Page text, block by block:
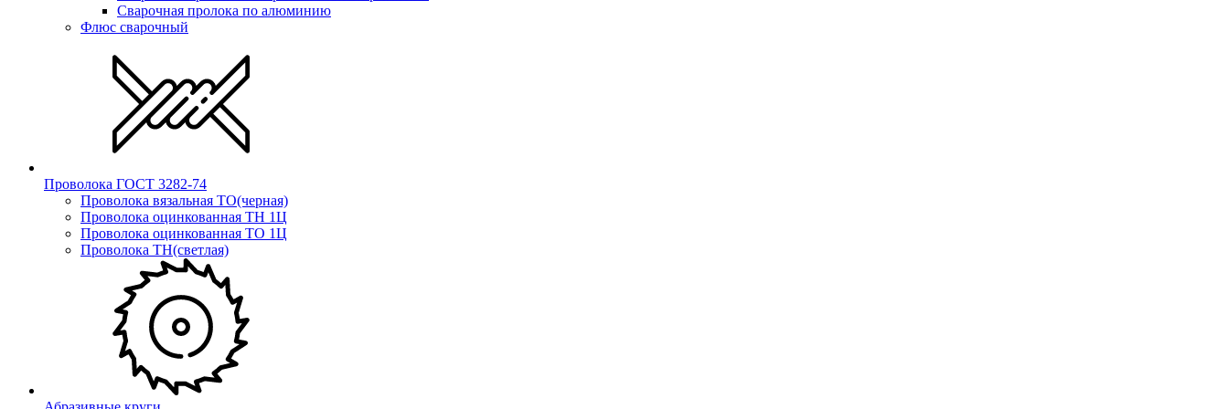
Сварочная пролока по алюминию
Флюс сварочный
Проволока ГОСТ 3282-74
Проволока вязальная ТО(черная)
Проволока оцинкованная ТН 1Ц
Проволока оцинкованная ТО 1Ц
Проволока ТН(светлая)